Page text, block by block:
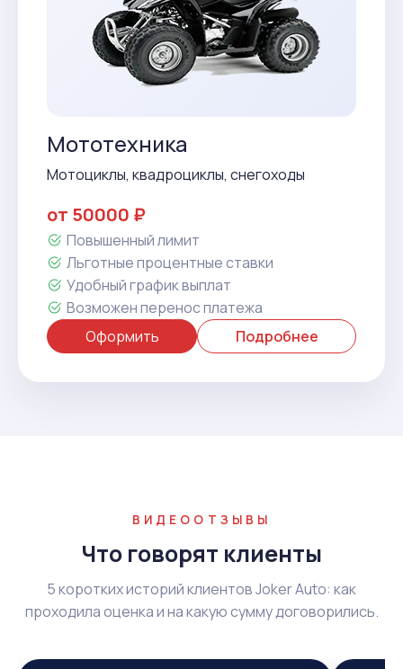
Мототехника
Мотоциклы, квадроциклы, снегоходы
от 50000 ₽
Повышенный лимит
Льготные процентные ставки
Удобный график выплат
Возможен перенос платежа
Оформить
Подробнее
ВИДЕООТЗЫВЫ
Что говорят клиенты
5 коротких историй клиентов Joker Auto: как
проходила оценка и на какую сумму договорились.